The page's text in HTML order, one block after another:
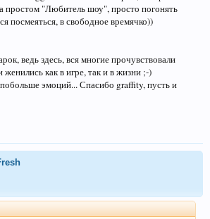
простом "Любитель шоу", просто погонять
посмеяться, в свободное времячко))
ведь здесь, вся многие прочувствовали
женились как в игре, так и в жизни ;-)
эмоций... Спасибо graffity, пусть и